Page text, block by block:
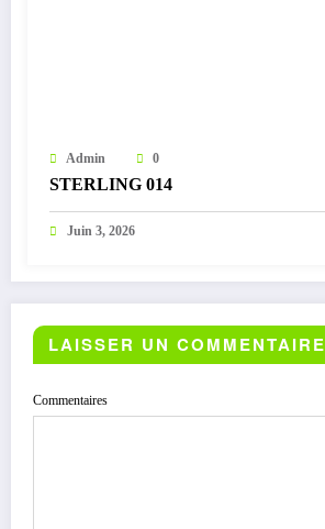
Admin 0
STERLING 014
Juin 3, 2026
LAISSER UN COMMENTAIRE
Commentaires